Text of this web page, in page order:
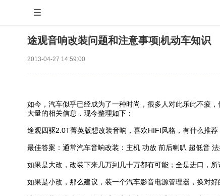

途观音响改装问题和注意事项|机动车知识
2013-04-27 14:59:00
如今，汽车似乎已经成为了一种时尚，很多人对此乐此不疲
大量的相关信息，现今整理如下：
途观四驱2.0T菁英版想改装音响，喜欢HIFI风格，有什么推荐
最佳答案：通常汽车音响改装：主机 功放 前后喇叭 超低音
如果是大改，改装下来几万到几十万都有可能；全是进口，
如果是小改，那么建议，装一个汽车影音电源管理器，换对